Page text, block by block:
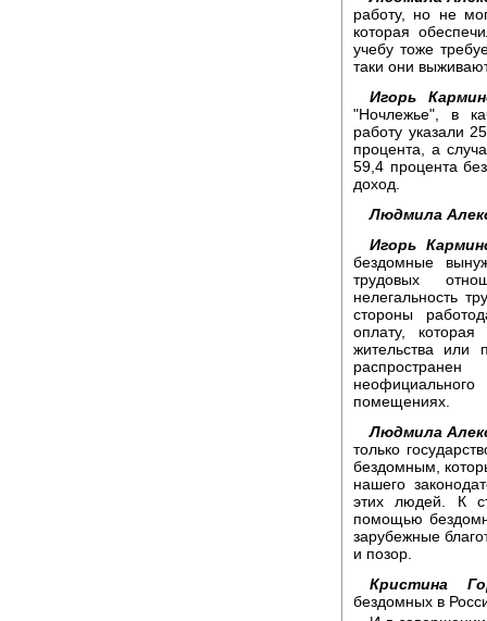
работу, но не
которая
учебу тоже
таки они
Игорь
"Ночлежье", в
работу указали
процента, а
59,4 процента
доход.
Людмила
Игорь
бездомные
трудовых
нелегальность
стороны
оплату,
жительства или
помещениях.
Людмила
только
бездомным,
нашего
этих людей. К
помощью
зарубежные
и позор.
Кристина
бездомных в